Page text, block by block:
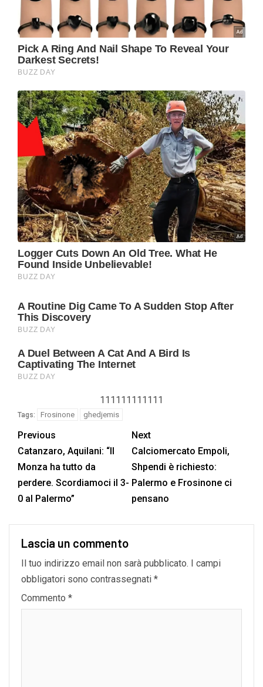
111111111111
Tags: Frosinone ghedjemis
Previous
Catanzaro, Aquilani: “Il
Monza ha tutto da
perdere. Scordiamoci il 3-
0 al Palermo”
Next
Calciomercato Empoli,
Shpendi è richiesto:
Palermo e Frosinone ci
pensano
Lascia un commento
Il tuo indirizzo email non sarà pubblicato.
I campi
obbligatori sono contrassegnati *
Commento *